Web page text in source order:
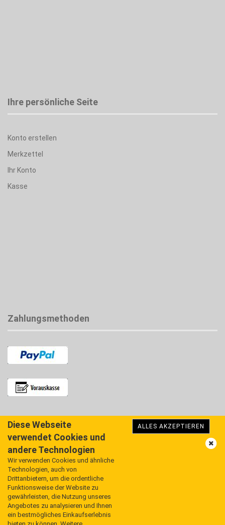
Diese Webseite
verwendet Cookies und
andere Technologien
Wir verwenden Cookies und ähnliche
Technologien, auch von
Drittanbietern, um die ordentliche
Funktionsweise der Website zu
gewährleisten, die Nutzung unseres
Angebotes zu analysieren und Ihnen
ein bestmögliches Einkaufserlebnis
ALLES AKZEPTIEREN
Ihre persönliche Seite
Konto erstellen
Merkzettel
Ihr Konto
Kasse
Zahlungsmethoden
Überweisung / Vorauskasse
PayPal
Barzahlung bei Abholung